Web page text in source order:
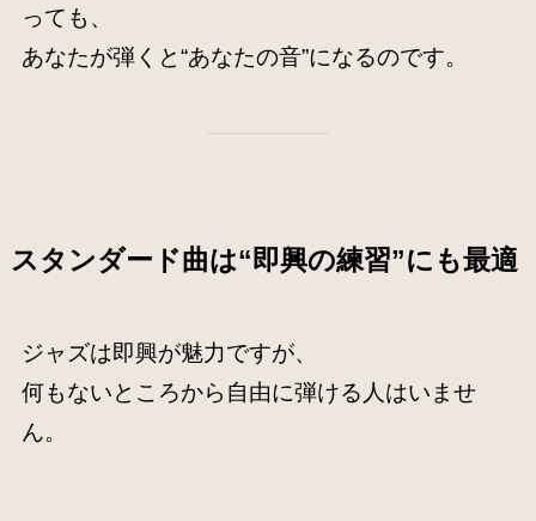
っても、
あなたが弾くと“あなたの音”になるのです。
スタンダード曲は“即興の練習”にも最適
ジャズは即興が魅力ですが、
何もないところから自由に弾ける人はいませ
ん。